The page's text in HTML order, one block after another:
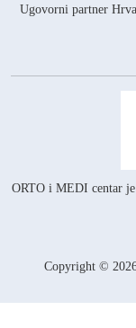
Copyright ©
Ugovorni partner
ORTO i MEDI centar